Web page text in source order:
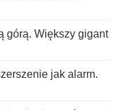
górą. Większy gigant
jak alarm.